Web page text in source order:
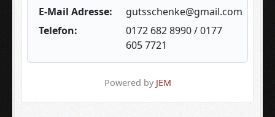
E-Mail Adresse:
gutsschenke@gmail.com
Telefon:
0172 682 8990 / 0177
605 7721
Powered by JEM